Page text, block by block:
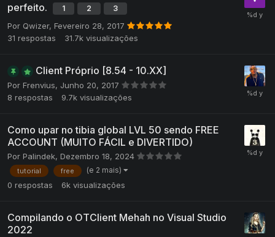
perfeito.
1 2 3
Por Qwizer, Fevereiro 28, 2017
31 respostas 31.7k visualizações
Client Próprio [8.54 - 10.XX]
Por Frenvius, Junho 20, 2017
8 respostas 9.7k visualizações
Como upar no tibia global LVL 50 sendo FREE
ACCOUNT (MUITO FÁCIL e DIVERTIDO)
Por Palindek, Dezembro 18, 2024
tutorial free (e 2 mais)
0 respostas 6k visualizações
Compilando o OTClient Mehah no Visual Studio
2022